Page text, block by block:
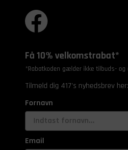
Få 10% velkomstrabat*
*Rabatkoden gælder ikke tilbuds- og
Tilmeld dig 417's nyhedsbrev her:
Fornavn
Email